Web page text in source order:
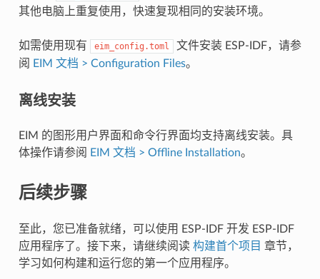
其他电脑上重复使用，快速复现相同的安装环境。
如需使用现有 eim_config.toml
文件安装 ESP-IDF，请参
阅
EIM 文档 > Configuration Files。
离线安装
EIM 的图形用户界面和命令行界面均支持离线安装。具
体操作请参阅
EIM 文档 > Offline Installation。
后续步骤
至此，您已准备就绪，可以使用 ESP-IDF 开发 ESP-IDF
应用程序了。接下来，请继续阅读 构建首个项目 章节，
学习如何构建和运行您的第一个应用程序。